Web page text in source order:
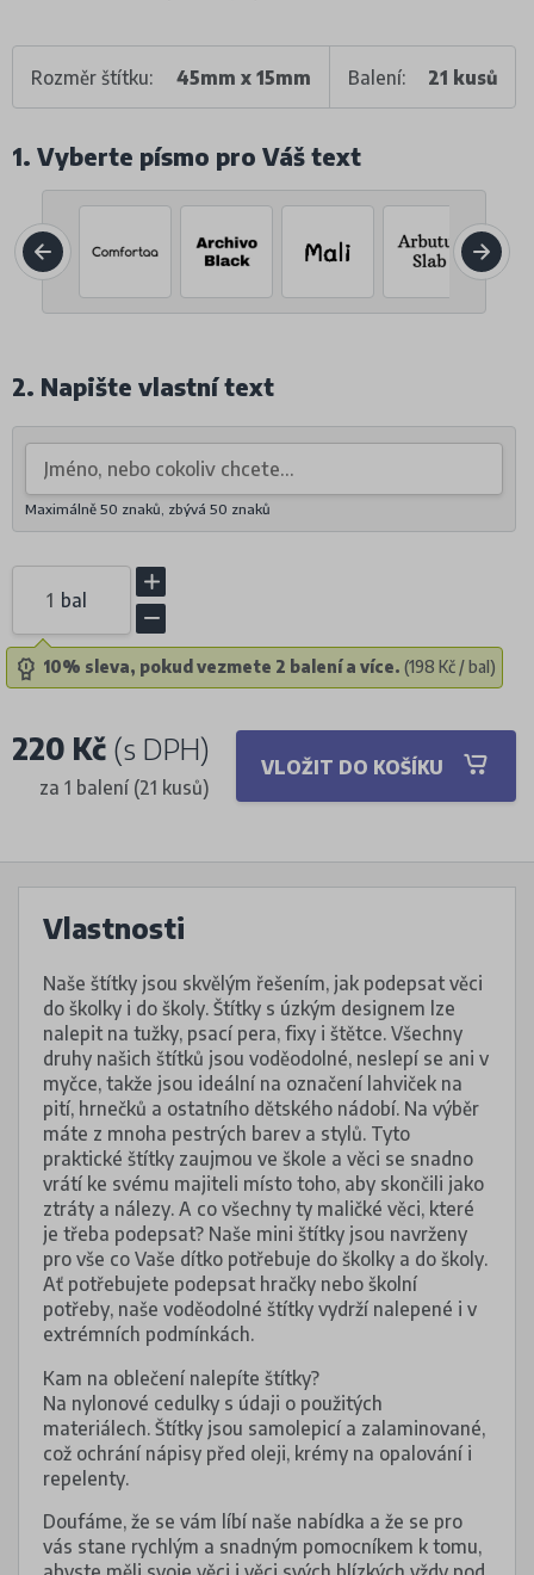
Rozměr štítku: 45mm x 15mm Balení: 21 kusů
1. Vyberte písmo pro Váš text
2. Napište vlastní text
Maximálně 50 znaků, zbývá 50 znaků
bal
10% sleva, pokud vezmete 2 balení a více. (198 Kč / bal)
220 Kč (s DPH)
za 1 balení (21 kusů)
VLOŽIT DO KOŠÍKU
Vlastnosti
Naše štítky jsou skvělým řešením, jak podepsat věci
do školky i do školy. Štítky s úzkým designem lze
nalepit na tužky, psací pera, fixy i štětce. Všechny
druhy našich štítků jsou voděodolné, neslepí se ani v
myčce, takže jsou ideální na označení lahviček na
pití, hrnečků a ostatního dětského nádobí. Na výběr
máte z mnoha pestrých barev a stylů. Tyto
praktické štítky zaujmou ve škole a věci se snadno
vrátí ke svému majiteli místo toho, aby skončili jako
ztráty a nálezy. A co všechny ty maličké věci, které
je třeba podepsat? Naše mini štítky jsou navrženy
pro vše co Vaše dítko potřebuje do školky a do školy.
Ať potřebujete podepsat hračky nebo školní
potřeby, naše voděodolné štítky vydrží nalepené i v
extrémních podmínkách.
Kam na oblečení nalepíte štítky?
Na nylonové cedulky s údaji o použitých
materiálech. Štítky jsou samolepicí a zalaminované,
což ochrání nápisy před oleji, krémy na opalování i
repelenty.
Doufáme, že se vám líbí naše nabídka a že se pro
vás stane rychlým a snadným pomocníkem k tomu,